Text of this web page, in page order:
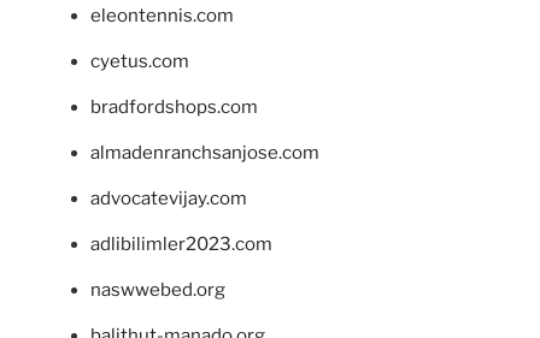
eleontennis.com
cyetus.com
bradfordshops.com
almadenranchsanjose.com
advocatevijay.com
adlibilimler2023.com
naswwebed.org